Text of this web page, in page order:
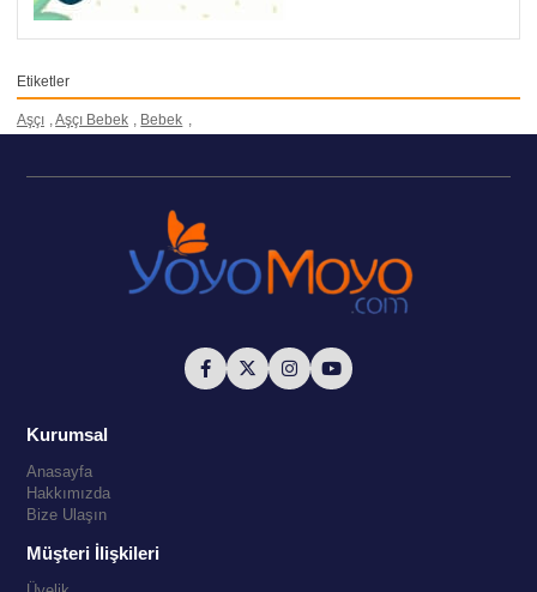
Etiketler
Aşçı ,Aşçı Bebek , Bebek ,
Kurumsal
Anasayfa
Hakkımızda
Bize Ulaşın
Müşteri İlişkileri